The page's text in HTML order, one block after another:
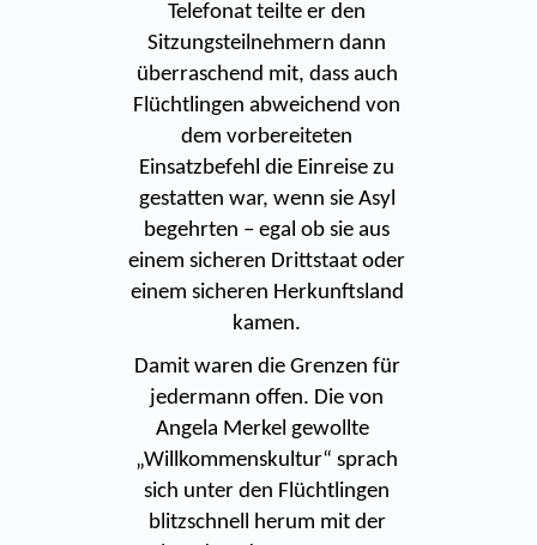
Telefonat teilte er den
Sitzungsteilnehmern dann
überraschend mit, dass auch
Flüchtlingen abweichend von
dem vorbereiteten
Einsatzbefehl die Einreise zu
gestatten war, wenn sie Asyl
begehrten – egal ob sie aus
einem sicheren Drittstaat oder
einem sicheren Herkunftsland
kamen.
Damit waren die Grenzen für
jedermann offen. Die von
Angela Merkel gewollte
„Willkommenskultur“ sprach
sich unter den Flüchtlingen
blitzschnell herum mit der